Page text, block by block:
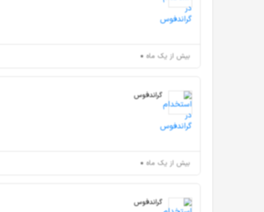
بیش از یک ماه
گراندفوس
بیش از یک ماه
گراندفوس